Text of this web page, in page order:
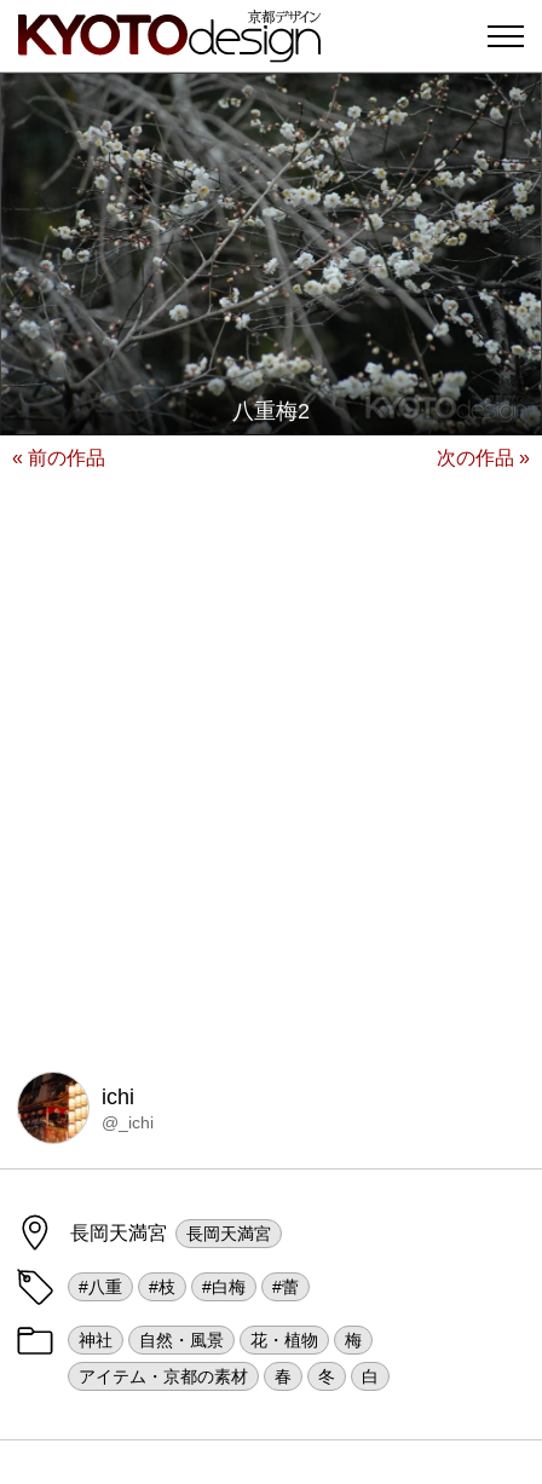
八重梅2
« 前の作品 次の作品 »
ichi
@_ichi
長岡天満宮 長岡天満宮
#八重 #枝 #白梅 #蕾
神社 自然・風景 花・植物
梅
アイテム・京都の素材
春 冬 白